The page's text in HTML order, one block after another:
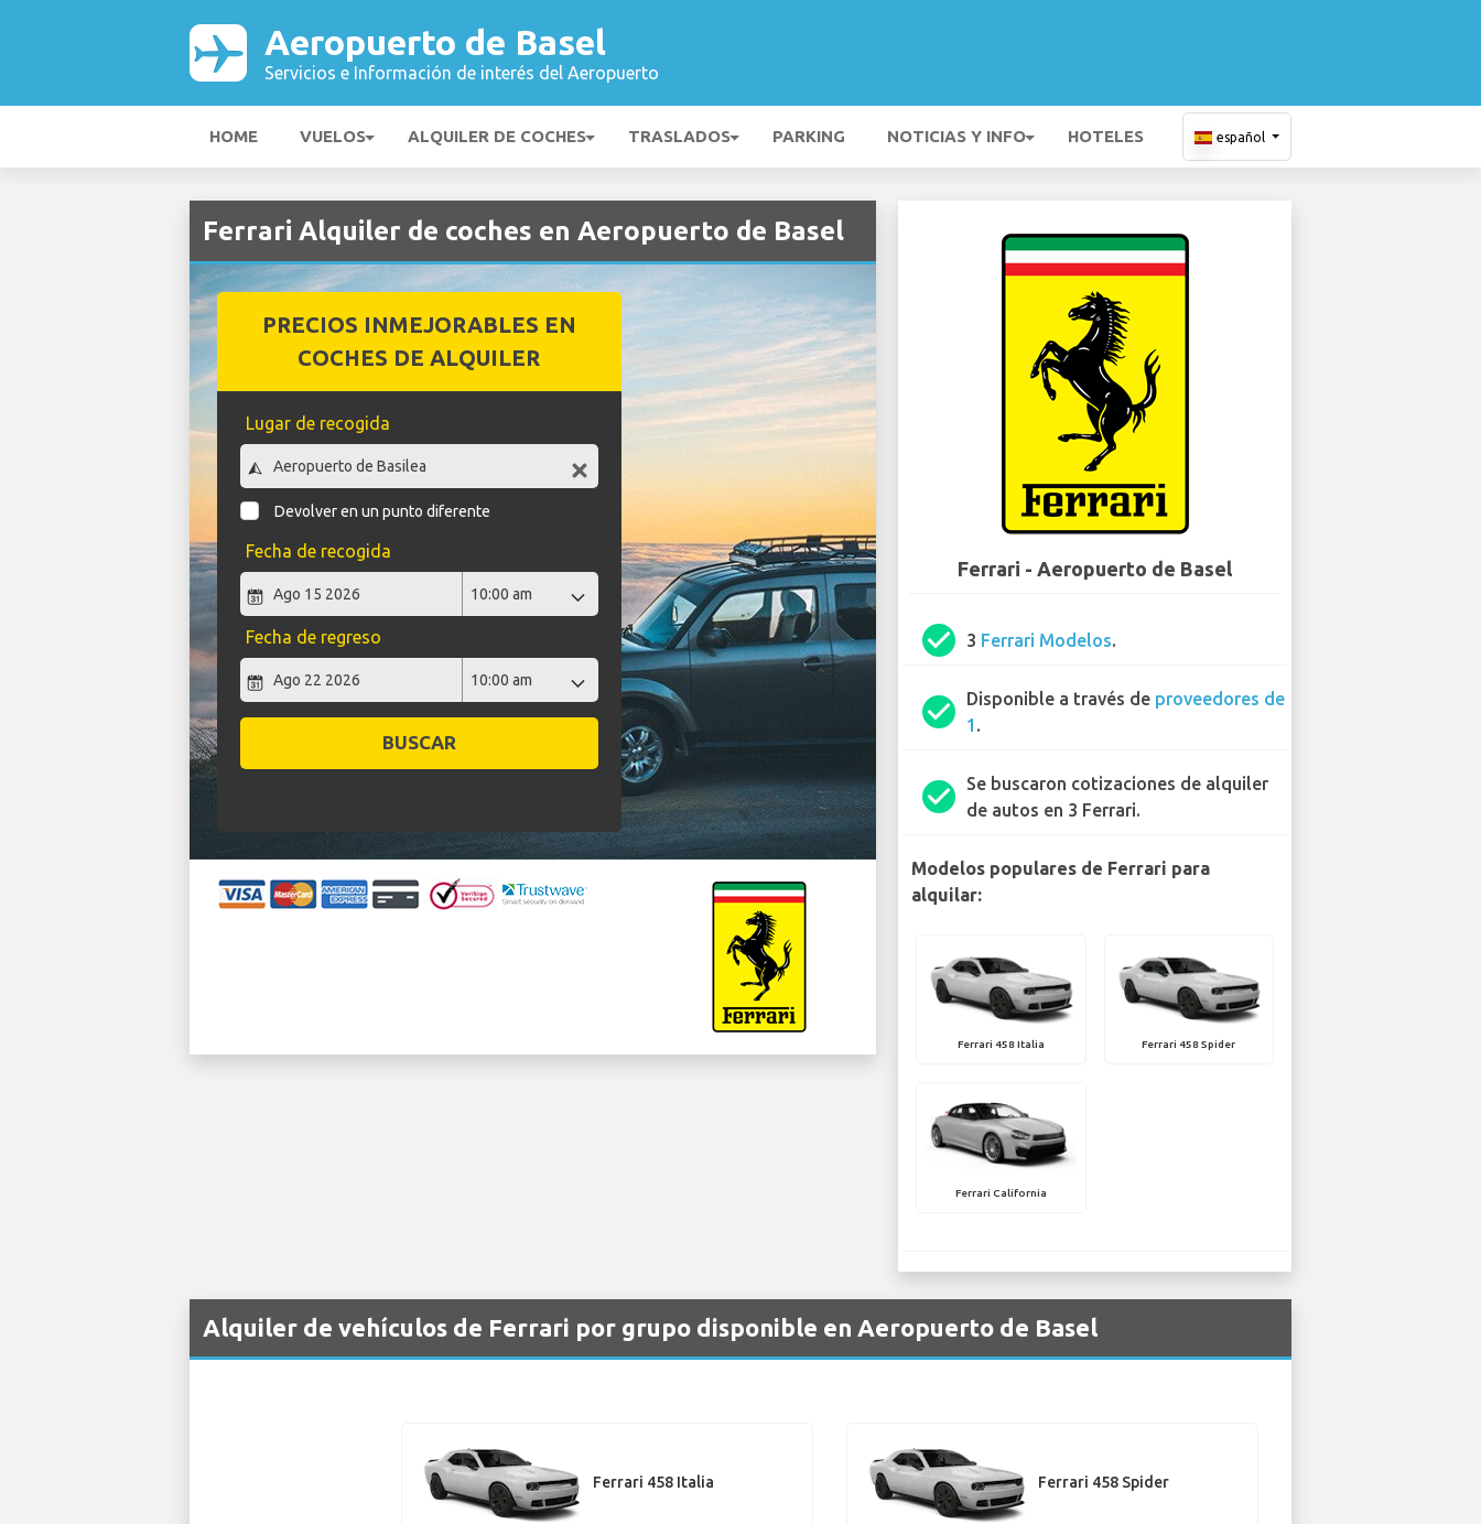
Aeropuerto de Basel
Servicios e Información de interés del Aeropuerto
HOME VUELOS ALQUILER DE COCHES TRASLADOS PARKING NOTICIAS Y INFO HOTELES español
Ferrari Alquiler de coches en Aeropuerto de Basel
PRECIOS INMEJORABLES EN
COCHES DE ALQUILER
Lugar de recogida
Devolver en un punto diferente
Fecha de recogida
Fecha de regreso
BUSCAR
Ferrari - Aeropuerto de Basel
check_circle 3 Ferrari Modelos.
check_circle Disponible a través de proveedores de
1 .
check_circle
Se buscaron cotizaciones de alquiler
de autos en 3 Ferrari.
Modelos populares de Ferrari para
alquilar:
Ferrari 458 Italia Ferrari 458 Spider
Ferrari California
Alquiler de vehículos de Ferrari por grupo disponible en Aeropuerto de Basel
Ferrari 458 Italia Ferrari 458 Spider